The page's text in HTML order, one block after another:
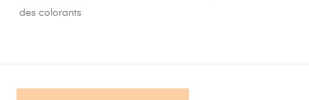
des colorants